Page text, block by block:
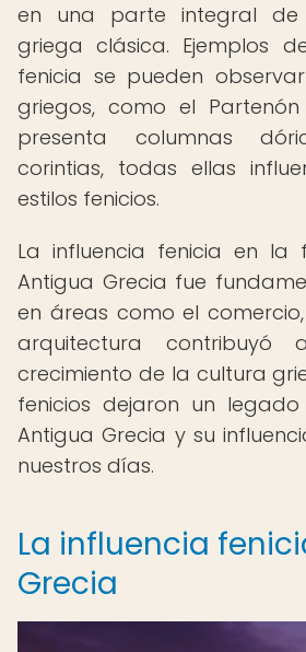
en una parte integral de
griega clásica. Ejemplos
fenicia se pueden
griegos, como el
presenta columnas
corintias, todas ellas
estilos fenicios.
La influencia fenicia en la
Antigua Grecia fue
en áreas como el
arquitectura contribuyó
crecimiento de la cultura
fenicios dejaron un
Antigua Grecia y su
nuestros días.
La influencia
Grecia